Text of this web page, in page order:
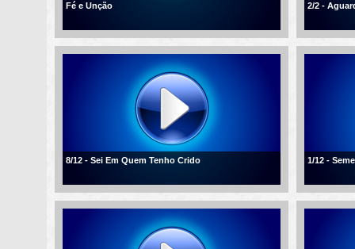
Fé e Unção 2/2 -
8/12 - Sei Em Quem Tenho Crido 1/12 -